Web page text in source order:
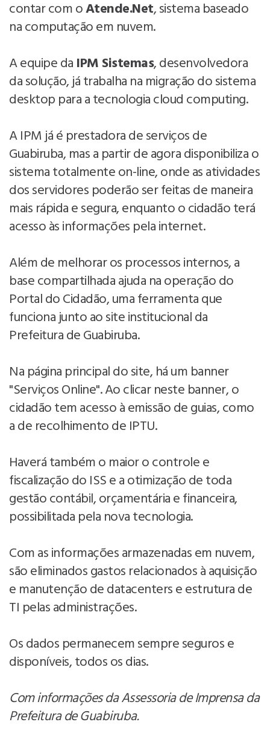
contar com oAtende.Net, sistema baseado
na computação em nuvem.
A equipe da IPM Sistemas, desenvolvedora
da solução, já trabalha na migração do sistema
desktop para a tecnologia cloud computing.
A IPM já é prestadora de serviços de
Guabiruba, mas a partir de agora disponibiliza o
sistema totalmente on-line, onde as atividades
dos servidores poderão ser feitas de maneira
mais rápida e segura, enquanto o cidadão terá
acesso às informações pela internet.
Além de melhorar os processos internos, a
base compartilhada ajuda na operação do
Portal do Cidadão, uma ferramenta que
funciona junto ao site institucional da
Prefeitura de Guabiruba.
Na página principal do site, há um banner
"Serviços Online". Ao clicar neste banner, o
cidadão tem acesso à emissão de guias, como
a de recolhimento de IPTU.
Haverá também o maior o controle e
fiscalização do ISS e a otimização de toda
gestão contábil, orçamentária e financeira,
possibilitada pela nova tecnologia.
Com as informações armazenadas em nuvem,
são eliminados gastos relacionados à aquisição
e manutenção de datacenters e estrutura de
TI pelas administrações.
Os dados permanecem sempre seguros e
disponíveis, todos os dias.
Com informações da Assessoria de Imprensa da
Prefeitura de Guabiruba.